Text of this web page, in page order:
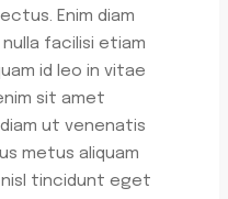
Enim diam
facilisi etiam
id leo in vitae
sit amet
ut venenatis
metus aliquam
nisl tincidunt eget